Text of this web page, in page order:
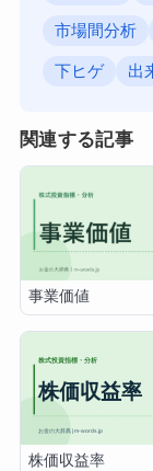
市場間分析
下ヒゲ 出
関連する記事
事業価値
株価収益率